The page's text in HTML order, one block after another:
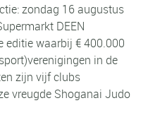
zondag 16 augustus
DEEN
editie waarbij € 400.000
in de
zijn vijf clubs
vreugde Shoganai Judo